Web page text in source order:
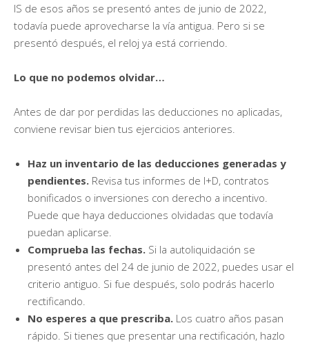
IS de esos años se presentó antes de junio de 2022,
todavía puede aprovecharse la vía antigua. Pero si se
presentó después, el reloj ya está corriendo.
Lo que no podemos olvidar…
Antes de dar por perdidas las deducciones no aplicadas,
conviene revisar bien tus ejercicios anteriores.
Haz un inventario de las deducciones generadas y
pendientes. Revisa tus informes de I+D, contratos
bonificados o inversiones con derecho a incentivo.
Puede que haya deducciones olvidadas que todavía
puedan aplicarse.
Comprueba las fechas. Si la autoliquidación se
presentó antes del 24 de junio de 2022, puedes usar el
criterio antiguo. Si fue después, solo podrás hacerlo
rectificando.
No esperes a que prescriba. Los cuatro años pasan
rápido. Si tienes que presentar una rectificación, hazlo